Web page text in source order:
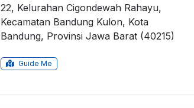
22, Kelurahan Cigondewah Rahayu,
Kecamatan Bandung Kulon, Kota
Bandung, Provinsi Jawa Barat (40215)
Guide Me